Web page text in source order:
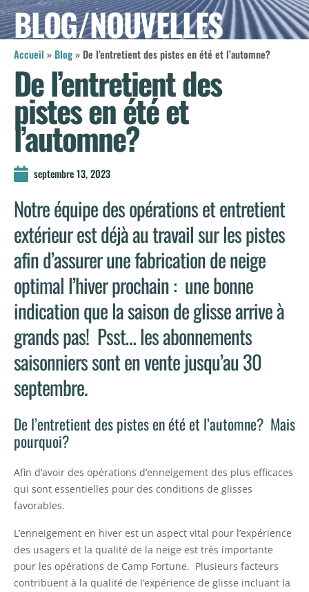
BLOG/NOUVELLES
Accueil »Blog» De l’entretient des pistes en été et l’automne?
De l’entretient des
pistes en été et
l’automne?
septembre 13, 2023
Notre équipe des opérations et entretient
extérieur est déjà au travail sur les pistes
afin d’assurer une fabrication de neige
optimal l’hiver prochain : une bonne
indication que la saison de glisse arrive à
grands pas! Psst… les abonnements
saisonniers sont en vente jusqu’au 30
septembre.
De l’entretient des pistes en été et l’automne? Mais
pourquoi?
Afin d’avoir des opérations d’enneigement des plus efficaces
qui sont essentielles pour des conditions de glisses
favorables.
L’enneigement en hiver est un aspect vital pour l’expérience
des usagers et la qualité de la neige est très importante
pour les opérations de Camp Fortune. Plusieurs facteurs
contribuent à la qualité de l’expérience de glisse incluant la